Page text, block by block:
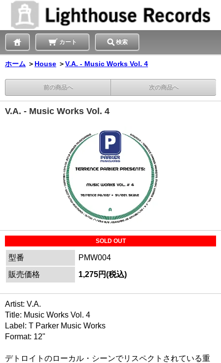
カート 検索
ホーム ＞ House ＞V.A. - Music Works Vol. 4
前の商品へ 次の商品へ
V.A. - Music Works Vol. 4
SOLD OUT
型番
PMW004
販売価格
1,275円(税込)
Artist: V.A.
Title: Music Works Vol. 4
Label: T Parker Music Works
Format: 12"
デトロイトのローカル・シーンでリスペクトされている重